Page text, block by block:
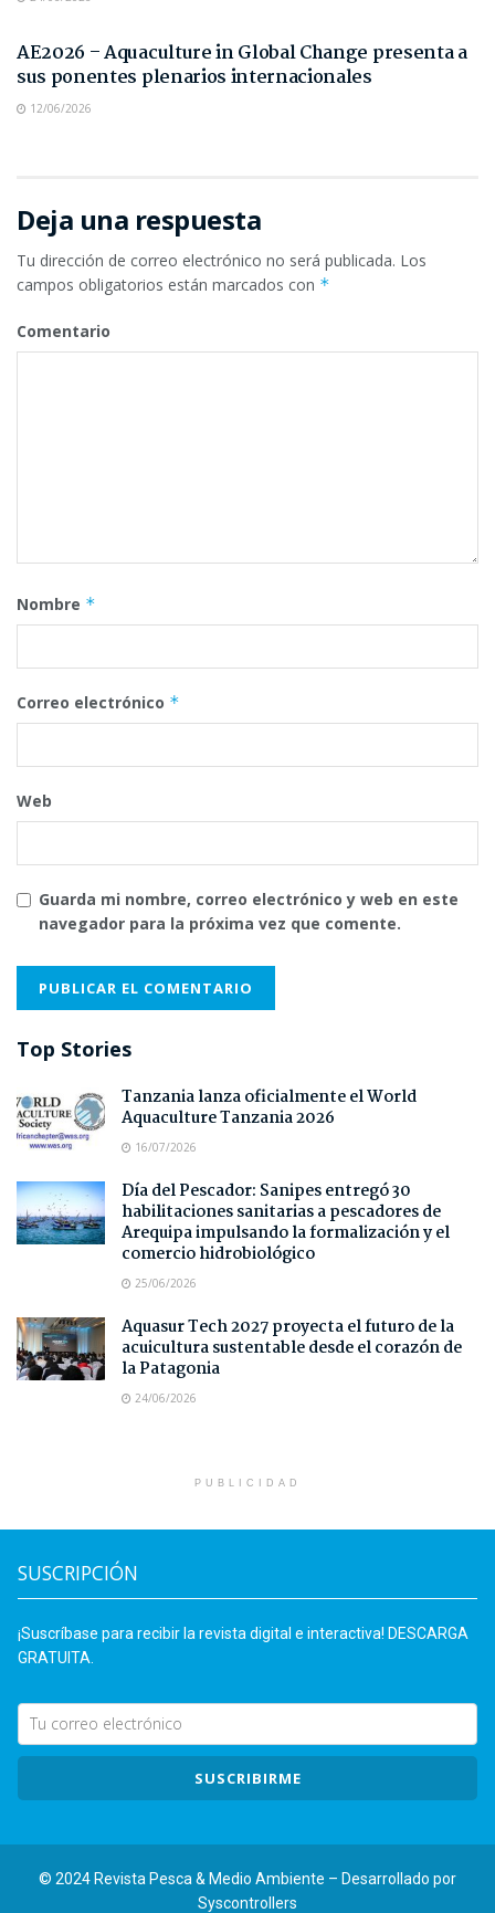
AE2026 – Aquaculture in Global Change presenta a
sus ponentes plenarios internacionales
12/06/2026
Deja una respuesta
Tu dirección de correo electrónico no será publicada. Los
campos obligatorios están marcados con *
Comentario
Nombre *
Correo electrónico *
Web
Guarda mi nombre, correo electrónico y web en este
navegador para la próxima vez que comente.
Top Stories
Tanzania lanza oficialmente el World
Aquaculture Tanzania 2026
16/07/2026
Día del Pescador: Sanipes entregó 30
habilitaciones sanitarias a pescadores de
Arequipa impulsando la formalización y el
comercio hidrobiológico
25/06/2026
Aquasur Tech 2027 proyecta el futuro de la
acuicultura sustentable desde el corazón de
la Patagonia
24/06/2026
PUBLICIDAD
SUSCRIPCIÓN
¡Suscríbase para recibir la revista digital e interactiva! DESCARGA
GRATUITA.
SUSCRIBIRME
© 2024 Revista Pesca & Medio Ambiente – Desarrollado por
Syscontrollers